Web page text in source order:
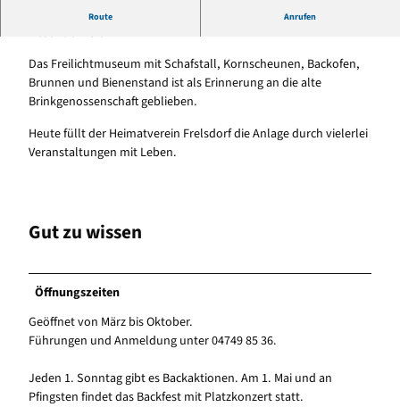
Route Anrufen
Freilichtmuseum als Erinnerung an eine Frelsdorfer
Besonderheit
Das Freilichtmuseum mit Schafstall, Kornscheunen, Backofen,
Brunnen und Bienenstand ist als Erinnerung an die alte
Brinkgenossenschaft geblieben.
Heute füllt der Heimatverein Frelsdorf die Anlage durch vielerlei
Veranstaltungen mit Leben.
Gut zu wissen
Öffnungszeiten
Geöffnet von März bis Oktober.
Führungen und Anmeldung unter 04749 85 36.
Jeden 1. Sonntag gibt es Backaktionen. Am 1. Mai und an
Pfingsten findet das Backfest mit Platzkonzert statt.